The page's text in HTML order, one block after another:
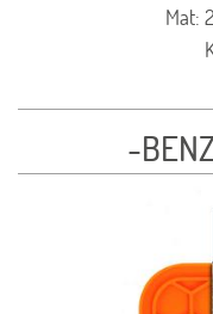
Mat:
-